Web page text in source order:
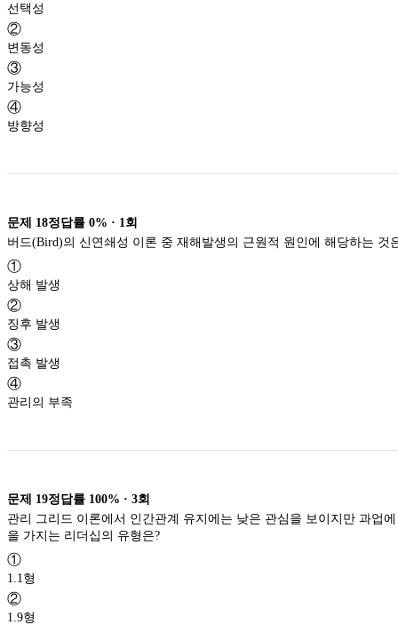
선택성
②
변동성
③
가능성
④
방향성
문제 18정답률 0% · 1 회
버드(Bird)의 신연쇄성 이론 중 재해발생의 근원적 원인에 해당하는 것
①
상해 발생
②
징후 발생
③
접촉 발생
④
관리의 부족
문제 19정답률 100% · 3회
관리 그리드 이론에서 인간관계 유지에는 낮은 관심을 보이지만 과업
을 가지는 리더십의 유형은?
①
1.1형
②
1.9형